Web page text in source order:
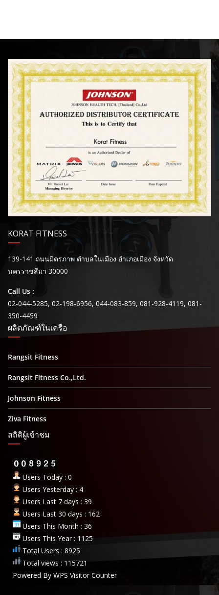
KORAT FITNESS
139-141 ถนนมิตรภาพ ตำบลในเมือง อำเภอเมือง จังหวัด
นครราชสีมา 30000
Call Us :
02-044-5285, 02-198-6956, 044-083-859, 081-928-4119, 081-
350-4459
ผลิตภัณฑ์ในเครือ
Rangsit Fitness
Rangsit Fitness Co.,Ltd.
Johnson Fitness
Ziva Fitness
สถิติผู้เข้าชม
Users Today : 0
Users Yesterday : 4
Users Last 7 days : 39
Users Last 30 days : 162
Users This Month : 36
Users This Year : 1125
Total Users : 8925
Total views : 115721
Powered By WPS Visitor Counter